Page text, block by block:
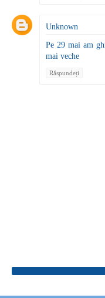
Unknown
Pe 29 mai am
mai veche
Răspundeți